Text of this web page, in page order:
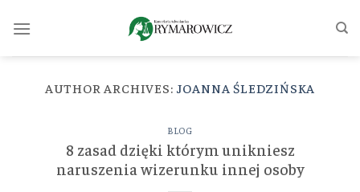
AUTHOR ARCHIVES: JOANNA ŚLEDZIŃSKA
BLOG
8 zasad dzięki którym unikniesz
naruszenia wizerunku innej osoby